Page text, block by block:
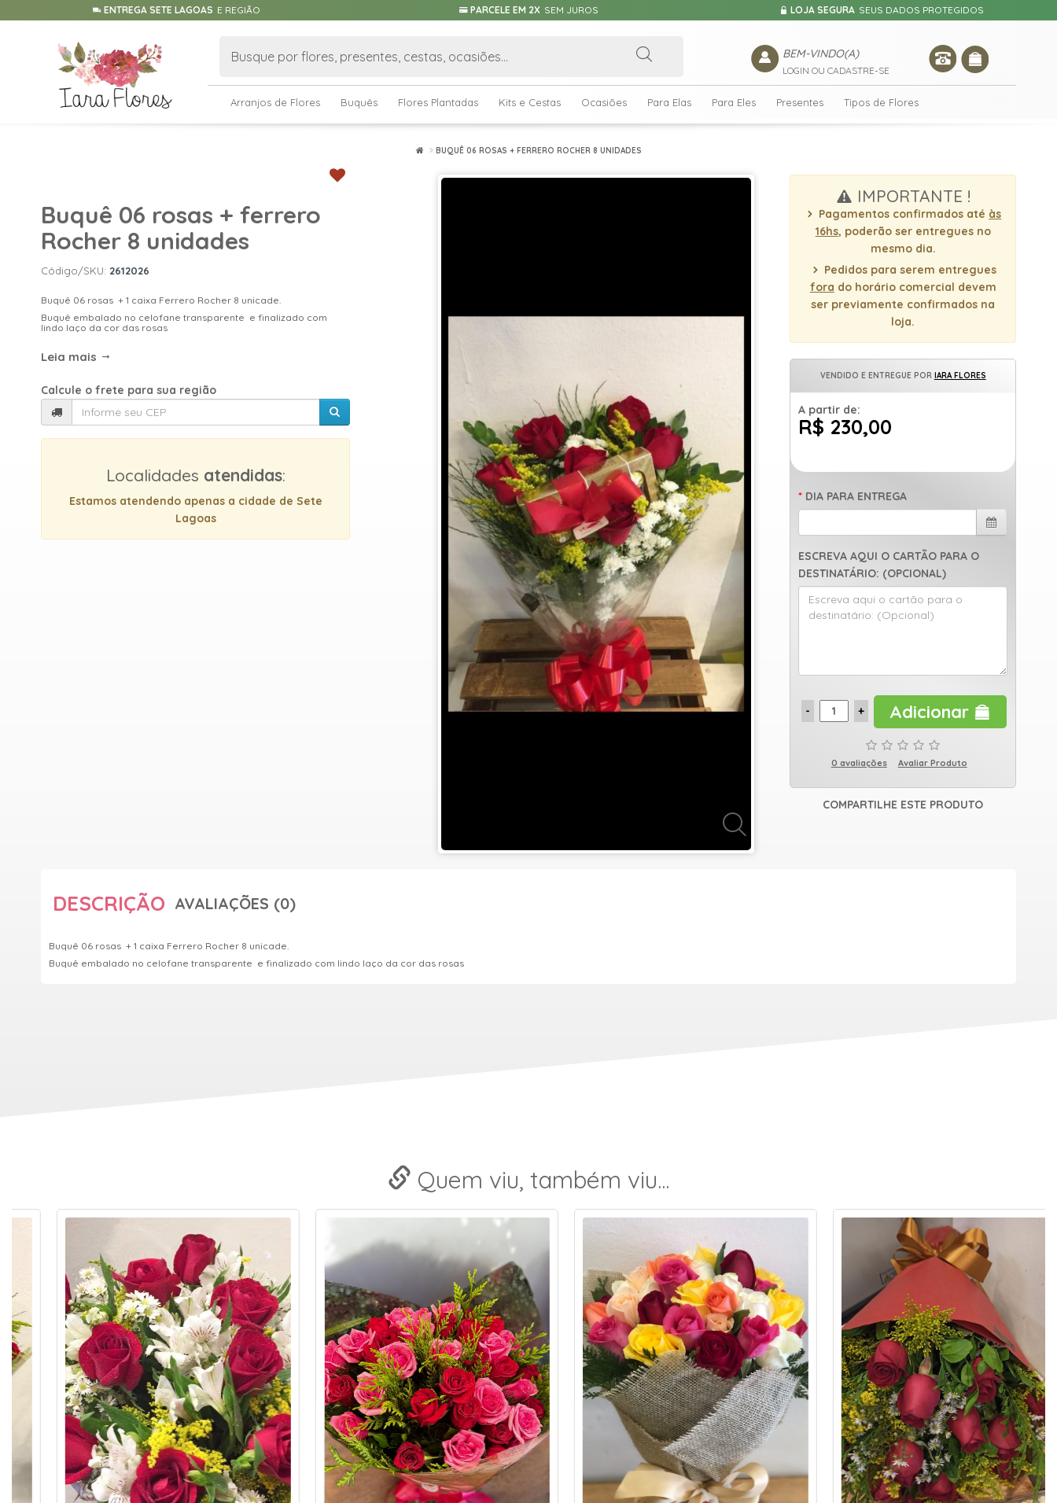
ENTREGA SETE LAGOAS E REGIÃO PARCELE EM 2X SEM JUROS LOJA SEGURA SEUS DADOS PROTEGIDOS
BEM-VINDO(A)
LOGIN OU CADASTRE-SE
Arranjos de Flores Buquês Flores Plantadas Kits e Cestas Ocasiões Para Elas Para Eles Presentes Tipos de Flores
BUQUÊ 06 ROSAS + FERRERO ROCHER 8 UNIDADES
Buquê 06 rosas + ferrero
Rocher 8 unidades
Código/SKU: 2612026
Buquê 06 rosas + 1 caixa Ferrero Rocher 8 unicade.
Buquê embalado no celofane transparente e finalizado com
lindo laço da cor das rosas
Leia mais
Calcule o frete para sua região
Localidades atendidas:
Estamos atendendo apenas a cidade de Sete
Lagoas
IMPORTANTE !
Pagamentos confirmados até às
16hs, poderão ser entregues no
mesmo dia.
Pedidos para serem entregues
fora do horário comercial devem
ser previamente confirmados na
loja.
VENDIDO E ENTREGUE POR IARA FLORES
A partir de:
R$ 230,00
DIA PARA ENTREGA
ESCREVA AQUI O CARTÃO PARA O
DESTINATÁRIO: (OPCIONAL)
Adicionar
0 avaliações Avaliar Produto
COMPARTILHE ESTE PRODUTO
DESCRIÇÃO AVALIAÇÕES (0)
Buquê 06 rosas + 1 caixa Ferrero Rocher 8 unicade.
Buquê embalado no celofane transparente e finalizado com lindo laço da cor das rosas
Quem viu, também viu...